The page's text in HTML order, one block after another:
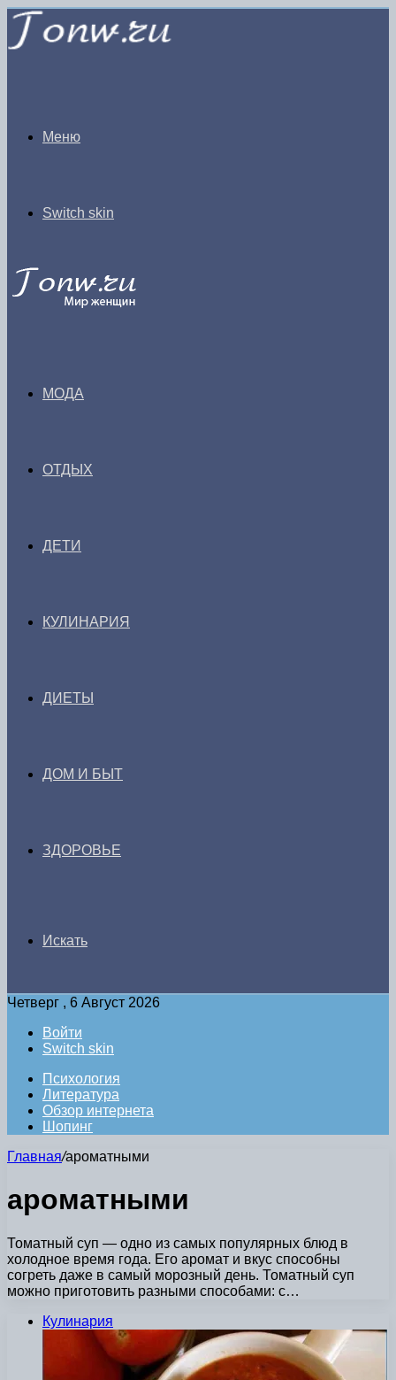
Меню
Switch skin
МОДА
ОТДЫХ
ДЕТИ
КУЛИНАРИЯ
ДИЕТЫ
ДОМ И БЫТ
ЗДОРОВЬЕ
Искать
Четверг , 6 Август 2026
Войти
Switch skin
Психология
Литература
Обзор интернета
Шопинг
Главная/ароматными
ароматными
Томатный суп — одно из самых популярных блюд в
холодное время года. Его аромат и вкус способны
согреть даже в самый морозный день. Томатный суп
можно приготовить разными способами: с…
Кулинария